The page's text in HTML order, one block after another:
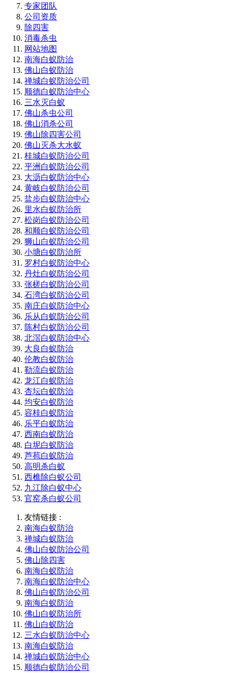
专家团队
公司资质
除四害
消毒杀虫
网站地图
南海白蚁防治
佛山白蚁防治
禅城白蚁防治公司
顺德白蚁防治中心
三水灭白蚁
佛山杀虫公司
佛山消杀公司
佛山除四害公司
佛山灭杀大水蚁
桂城白蚁防治公司
平洲白蚁防治公司
大沥白蚁防治中心
黄岐白蚁防治公司
盐步白蚁防治中心
里水白蚁防治所
松岗白蚁防治公司
和顺白蚁防治公司
狮山白蚁防治公司
小塘白蚁防治所
罗村白蚁防治中心
丹灶白蚁防治公司
张槎白蚁防治公司
石湾白蚁防治公司
南庄白蚁防治中心
乐从白蚁防治公司
陈村白蚁防治公司
北滘白蚁防治中心
大良白蚁防治
伦教白蚁防治
勒流白蚁防治
龙江白蚁防治
杏坛白蚁防治
均安白蚁防治
容桂白蚁防治
乐平白蚁防治
西南白蚁防治
白坭白蚁防治
芦苞白蚁防治
高明杀白蚁
西樵除白蚁公司
九江除白蚁中心
官窑杀白蚁公司
友情链接 :
南海白蚁防治
禅城白蚁防治
佛山白蚁防治公司
佛山除四害
南海白蚁防治
南海白蚁防治中心
佛山白蚁防治公司
南海白蚁防治
佛山白蚁防治所
佛山白蚁防治
三水白蚁防治中心
南海白蚁防治
禅城白蚁防治中心
顺德白蚁防治公司